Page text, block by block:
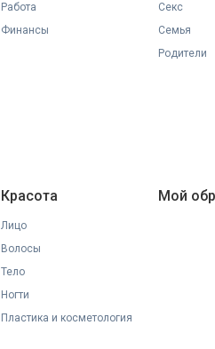
Работа
Финансы
Секс
Семья
Родители
Красота
Лицо
Волосы
Тело
Ногти
Пластика и косметология
Мой